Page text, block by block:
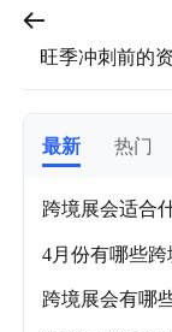
旺季冲刺前的
最新
热门
跨境展会适合
4月份有哪些
跨境展会有哪